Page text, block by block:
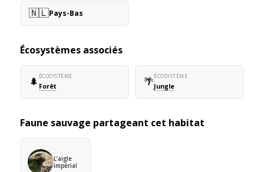
🇳🇱Pays-Bas
Écosystèmes associés
🌲 ÉCOSYSTÈME
Forêt 🌴ÉCOSYSTÈME
Jungle
Faune sauvage partageant cet habitat
L’aigle
impérial